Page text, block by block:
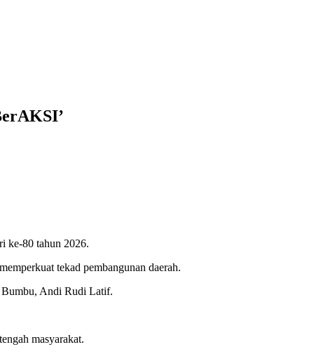
ke-80 tahun 2026.
tekad pembangunan daerah.
Bumbu, Andi Rudi Latif.
masyarakat.